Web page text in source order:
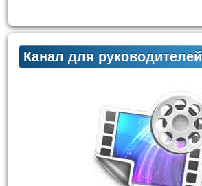
Канал для руководителей